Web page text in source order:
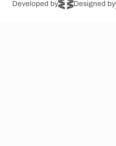
Developed by Designed by